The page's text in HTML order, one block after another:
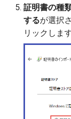
証明書の種
するが選択
リックします